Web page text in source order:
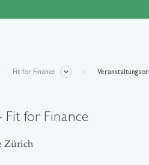
Fit for Finance
for Finance
Zürich